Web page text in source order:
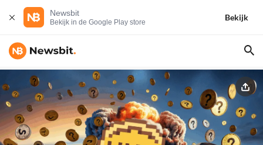
Newsbit
Bekijk in de Google Play store
Bekijk